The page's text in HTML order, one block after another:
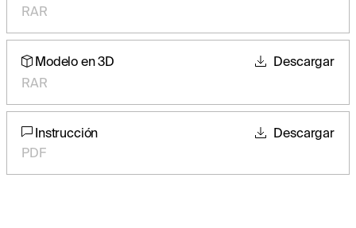
RAR
Modelo en 3D
RAR
Descargar
Instrucción
PDF
Descargar